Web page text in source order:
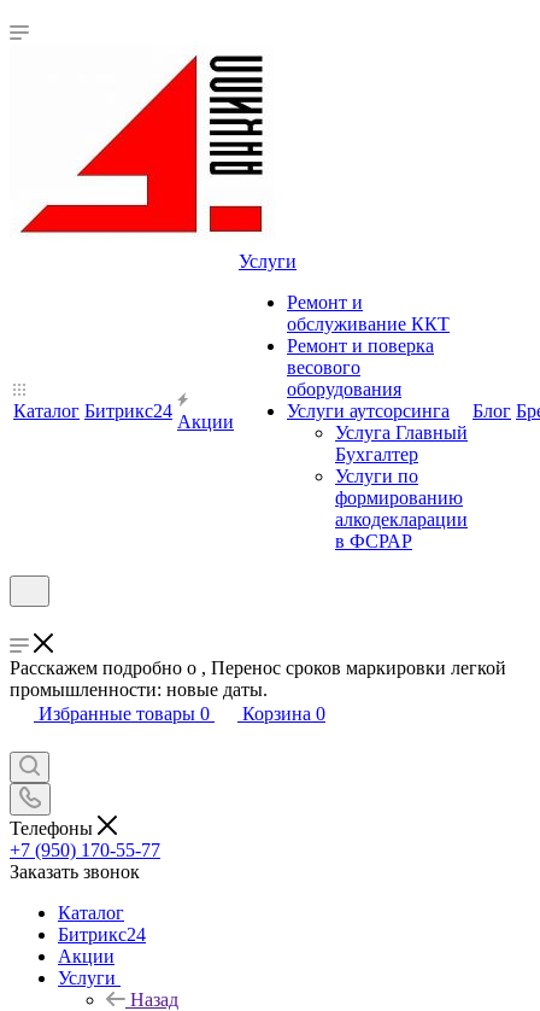
Каталог Битрикс24
Акции
Услуги
Ремонт и
обслуживание ККТ
Ремонт и поверка
весового
оборудования
Услуги аутсорсинга
Услуга Главный
Бухгалтер
Услуги по
формированию
алкодекларации
в ФСРАР
Блог
Расскажем подробно о , Перенос сроков маркировки легкой
промышленности: новые даты.
Избранные товары 0 Корзина 0
Телефоны
+7 (950) 170-55-77
Заказать звонок
Каталог
Битрикс24
Акции
Услуги
Назад